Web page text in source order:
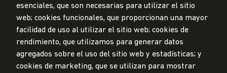
Privacidad de datos personales
Mesa de partes
© Universidad de Lima, 2024
Todos los derechos reservados
Diseñado por Partners
esenciales, que son necesarias para utilizar el sitio
web; cookies funcionales, que proporcionan una mayor
facilidad de uso al utilizar el sitio web; cookies de
rendimiento, que utilizamos para generar datos
agregados sobre el uso del sitio web y estadísticas; y
cookies de marketing, que se utilizan para mostrar